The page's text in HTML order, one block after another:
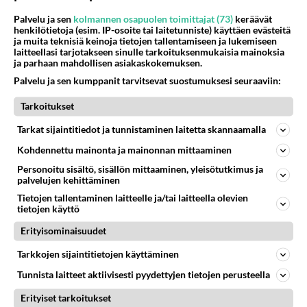
kenen näköinen
kaivattusi on ?
07.08.2026 16:24
Ikävä
49
Mikä on ollut
Söpöintä välillämme?
06.08.2026 14:44
45
712
Olet hyvännäköinen pakkaus nainen.
06.08.2026 13:03
Ikävä
37
649
Tykkäätköhän vielä minusta?
06.08.2026 07:42
Ikävä
616
Vihervasemmistofeministinaisasianaiset
06.08.2026 12:01
Sinkut
181
595
Palvelu ja sen kolmannen osapuolen toimittajat (73) keräävät
henkilötietoja (esim. IP-osoite tai laitetunniste) käyttäen evästeitä
ja muita teknisiä keinoja tietojen tallentamiseen ja lukemiseen
laitteellasi tarjotakseen sinulle tarkoituksenmukaisia mainoksia
ja parhaan mahdollisen asiakaskokemuksen.
Palvelu ja sen kumppanit tarvitsevat suostumuksesi seuraaviin:
Tarkoitukset
Tarkat sijaintitiedot ja tunnistaminen laitetta skannaamalla
Kohdennettu mainonta ja mainonnan mittaaminen
Personoitu sisältö, sisällön mittaaminen, yleisötutkimus ja
palvelujen kehittäminen
Tietojen tallentaminen laitteelle ja/tai laitteella olevien
tietojen käyttö
Erityisominaisuudet
Tarkkojen sijaintitietojen käyttäminen
Tunnista laitteet aktiivisesti pyydettyjen tietojen perusteella
Erityiset tarkoitukset